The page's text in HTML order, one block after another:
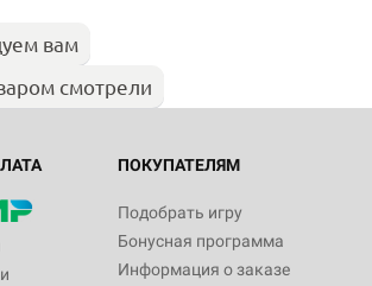
вам
смотрели
ПОКУПАТЕЛЯМ
Подобрать игру
Бонусная программа
Информация о заказе